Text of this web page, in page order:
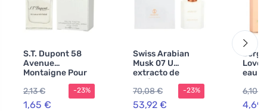
S.T. Dupont 58
Avenue
Montaigne Pour
Homme MINI
agua de tocador
para hombre
2,13 €
1,65 €
-23%
Swiss Arabian
Musk 07 U
extracto de
perfume
70,08 €
53,92 €
-23%
Love
eau
6,10 €
4,69